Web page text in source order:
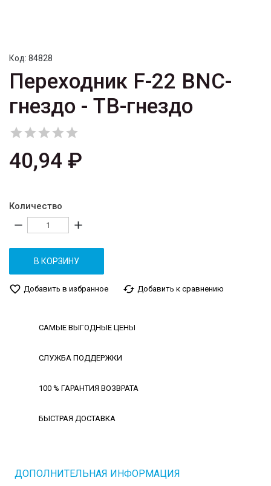
Код: 84828
Переходник F-22 BNC-
гнездо - ТВ-гнездо

40,94 ₽
Количество
remove add
В КОРЗИНУ
favorite_border Добавить в избранное cached Добавить к сравнению
САМЫЕ ВЫГОДНЫЕ ЦЕНЫ
СЛУЖБА ПОДДЕРЖКИ
100 % ГАРАНТИЯ ВОЗВРАТА
БЫСТРАЯ ДОСТАВКА
ДОПОЛНИТЕЛЬНАЯ ИНФОРМАЦИЯ